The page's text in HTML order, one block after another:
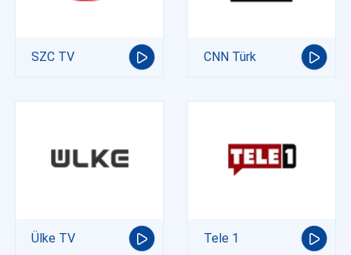
SZC TV CNN Türk
Ülke TV Tele 1